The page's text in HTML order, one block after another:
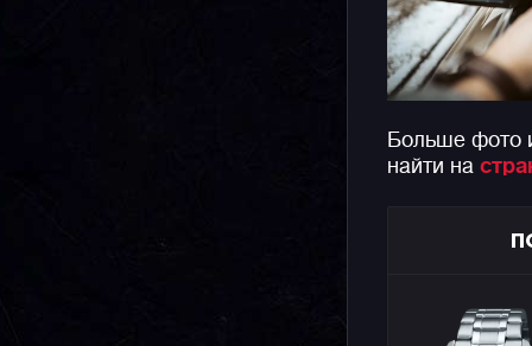
Больше фото
найти на